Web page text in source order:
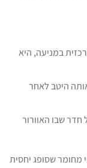
במניעה, היא
היטב לאחר
שבו האוורור
מחומר שסופג יחסית